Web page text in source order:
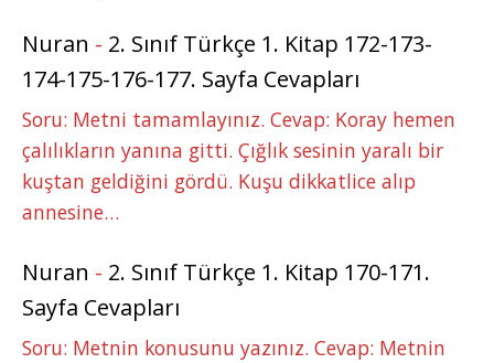
Nuran - 2. Sınıf Türkçe 1. Kitap 172-173-
174-175-176-177. Sayfa Cevapları
Soru: Metni tamamlayınız. Cevap: Koray hemen
çalılıkların yanına gitti. Çığlık sesinin yaralı bir
kuştan geldiğini gördü. Kuşu dikkatlice alıp
annesine…
Nuran - 2. Sınıf Türkçe 1. Kitap 170-171.
Sayfa Cevapları
Soru: Metnin konusunu yazınız. Cevap: Metnin